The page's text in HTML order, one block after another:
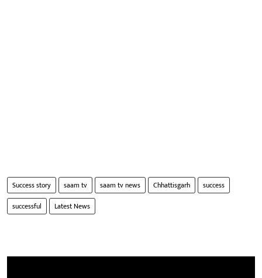
Success story saam tv saam tv news Chhattisgarh
success
successful
Latest News